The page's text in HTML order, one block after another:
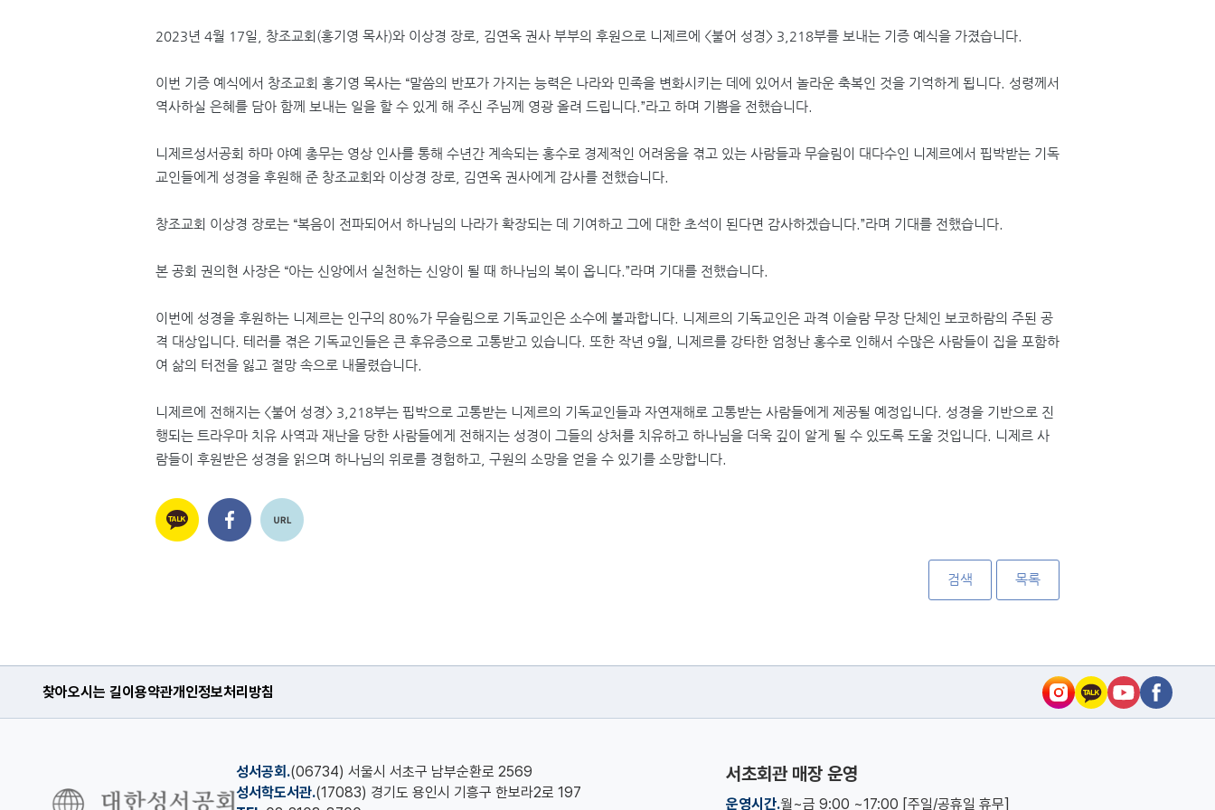
2023년 4월 17일 창조교회 (홍기영 목사)와 이상경 장로 김연옥 권사 부부의 후원으로 니제르에 <불어 성경> 3,218부를 보내는 기증 예식을 가졌습니다
이번 기증 예식에서 창조교회 홍기영 목사는 “말씀의 반포가 가지는 능력은 나라와 민족을 변화시키는 데에 있어서 놀라운 축복인 것을 기억하게 됩니다
성령께서
역사하실 은혜를 담아 함께 보내는 일을 할 수 있게 해 주신 주님께 영광 올려 드립니다 .”라고 하며 기쁨을 전했습니다
니제르성서공회 하마 야예 총무는 영상 인사를 통해 수년간 계속되는 홍수로 경제적인 어려움을 겪고 있는 사람들과 무슬림이 대다수인 니제르에서 핍박받는 기독
교인들에게 성경을 후원해 준 창조교회와 이상경 장로
김연옥 권사에게 감사를 전했습니다
창조교회 이상경 장로는 “복음이 전파되어서 하나님의 나라가 확장되는 데 기여하고 그에 대한 초석이 된다면 감사하겠습니다 .”라며 기대를 전했습니다
본 공회 권의현 사장은 “아는 신앙에서 실천하는 신앙이 될 때 하나님의 복이 옵니다 .”라며 기대를 전했습니다
이번에 성경을 후원하는 니제르는 인 구의 80%가 무슬림으로 기독교인은 소수에 불과합니다
니제르의 기독교인은 과격 이슬람 무장 단체인 보코하람의 주된 공
격 대상입니다
테러를 겪은 기독교인들은 큰 후유증으로 고통받고 있습니다 또한 작년 9월
니제르를 강타한 엄청난 홍수로 인해서 수많은 사람들이 집을 포함하
여 삶의 터전을 잃고 절망 속으로 내몰렸습니다
니제르에 전해지는 <불어 성경> 3,218부는 핍박으로 고통받는 니제르의 기독교인들과 자연재해로 고통받는 사람들에게 제공될 예정입니다
성경을 기반으로 진
행되는 트라우마 치유 사역과 재난을 당한 사람들에게 전해지는 성경이 그들의 상처를 치유하고 하나님을 더욱 깊이 알게 될 수 있도록 도울 것입니다
니제르 사
람들이 후원받은 성경을 읽으며 하나님의 위로를 경험하고
구원의 소망을 얻을 수 있기를 소망합니다
검색 목록
찾아오시는 길이용약관개인정보처리방침
성서공회.(06734) 서울시 서초구 남부순환로 2569
성서학도서관.(17083) 경기도 용인시 기흥구 한보라2로 197
서초회관 매장 운영
운영시간.월~금 9:00 ~17:00 [주일/공휴일 휴무]